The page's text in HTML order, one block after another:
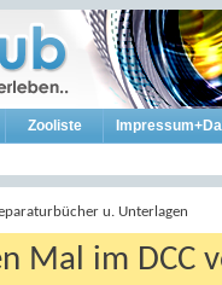
Zooliste
u. Unterlagen
Mal im DCC